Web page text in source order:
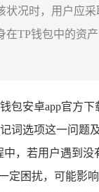
状况时，用户应
在TP钱包中的资
包安卓app官方下
词选项这一问题
中，若用户遇到没
定困扰，可能影